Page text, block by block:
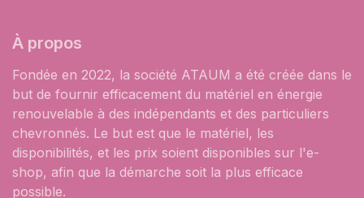
À propos
Fondée en 2022, la société ATAUM a été créée dans le
but de fournir efficacement du matériel en énergie
renouvelable à des indépendants et des particuliers
chevronnés. Le but est que le matériel, les
disponibilités, et les prix soient disponibles sur l'e-
shop, afin que la démarche soit la plus efficace
possible.